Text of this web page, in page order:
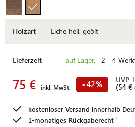
Holzart Eiche hell, geölt
Lieferzeit auf Lager, 2 - 4
75 € inkl. MwSt. - 42%
UVP
(54 €
kostenloser Versand innerhalb
1-monatiges Rückgaberecht